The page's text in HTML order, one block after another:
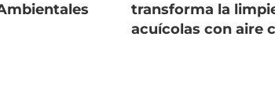
transforma la
acuícolas con aire